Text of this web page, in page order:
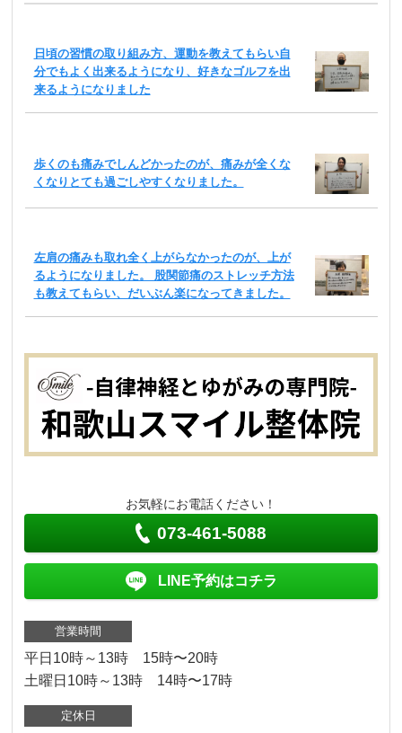
日頃の習慣の取り組み方、運動を教えてもらい自
分でもよく出来るようになり、好きなゴルフを出
来るようになりました
歩くのも痛みでしんどかったのが、痛みが全くな
くなりとても過ごしやすくなりました。
左肩の痛みも取れ全く上がらなかったのが、上が
るようになりました。 股関節痛のストレッチ方法
も教えてもらい、だいぶん楽になってきました。
お気軽にお電話ください！
073-461-5088
LINE予約はコチラ
営業時間
平日10時～13時 15時〜20時
土曜日10時～13時 14時〜17時
定休日